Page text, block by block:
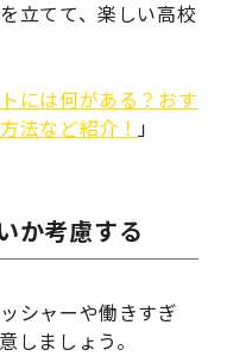
立てて、楽しい高校
には何がある？おす
法など紹介！ 」
か考慮する
シャーや働きすぎ
しましょう。